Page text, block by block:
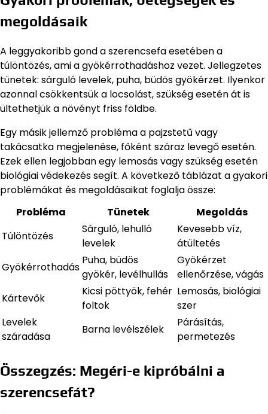
megoldásaik
A leggyakoribb gond a szerencsefa esetében a
túlöntözés, ami a gyökérrothadáshoz vezet. Jellegzetes
tünetek: sárguló levelek, puha, büdös gyökérzet. Ilyenkor
azonnal csökkentsük a locsolást, szükség esetén át is
ültethetjük a növényt friss földbe.
Egy másik jellemző probléma a pajzstetű vagy
takácsatka megjelenése, főként száraz levegő esetén.
Ezek ellen legjobban egy lemosás vagy szükség esetén
biológiai védekezés segít. A következő táblázat a gyakori
problémákat és megoldásaikat foglalja össze:
Probléma
Tünetek
Megoldás
Túlöntözés
Sárguló, lehulló
levelek
Kevesebb víz,
átültetés
Gyökérrothadás
Puha, büdös
gyökér, levélhullás
Gyökérzet
ellenőrzése, vágás
Kártevők
Kicsi pöttyök, fehér
foltok
Lemosás, biológiai
szer
Levelek
száradása
Barna levélszélek
Párásítás,
permetezés
Összegzés: Megéri-e kipróbálni a
szerencsefát?